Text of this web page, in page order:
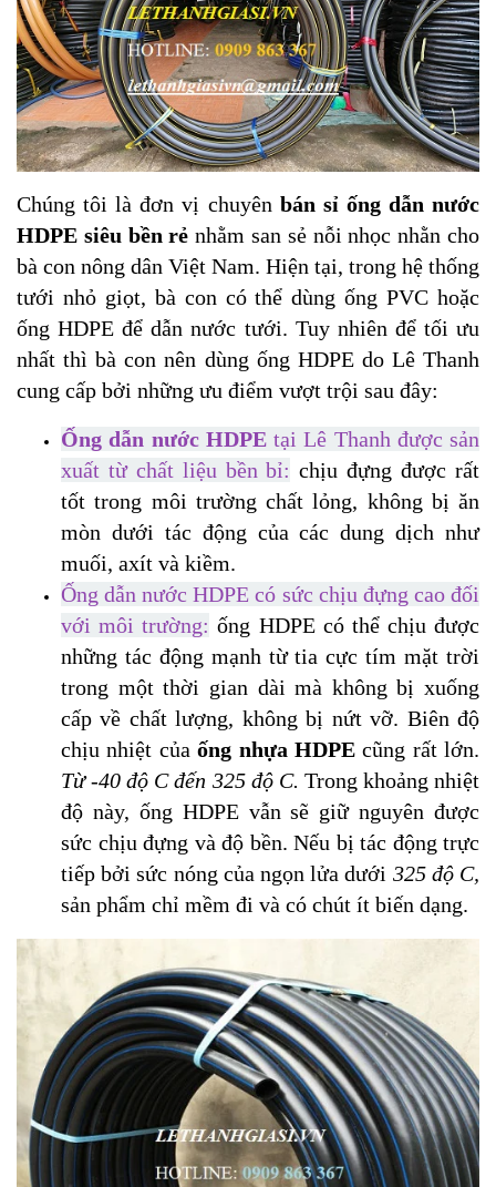
Chúng tôi là đơn vị chuyên bán sỉ ống dẫn nước
HDPE siêu bền rẻ nhằm san sẻ nỗi nhọc nhằn cho
bà con nông dân Việt Nam. Hiện tại, trong hệ thống
tưới nhỏ giọt, bà con có thể dùng ống PVC hoặc
ống HDPE để dẫn nước tưới. Tuy nhiên để tối ưu
nhất thì bà con nên dùng ống HDPE do Lê Thanh
cung cấp bởi những ưu điểm vượt trội sau đây:
Ống dẫn nước HDPE tại Lê Thanh được sản
xuất từ chất liệu bền bỉ: chịu đựng được rất
tốt trong môi trường chất lỏng, không bị ăn
mòn dưới tác động của các dung dịch như
muối, axít và kiềm.
Ống dẫn nước HDPE có sức chịu đựng cao đối
với môi trường: ống HDPE có thể chịu được
những tác động mạnh từ tia cực tím mặt trời
trong một thời gian dài mà không bị xuống
cấp về chất lượng, không bị nứt vỡ. Biên độ
chịu nhiệt củaống nhựa HDPEcũng rất lớn.
Từ -40 độ C đến 325 độ C. Trong khoảng nhiệt
độ này, ống HDPE vẫn sẽ giữ nguyên được
sức chịu đựng và độ bền. Nếu bị tác động trực
tiếp bởi sức nóng của ngọn lửa dưới 325 độ C,
sản phẩm chỉ mềm đi và có chút ít biến dạng.